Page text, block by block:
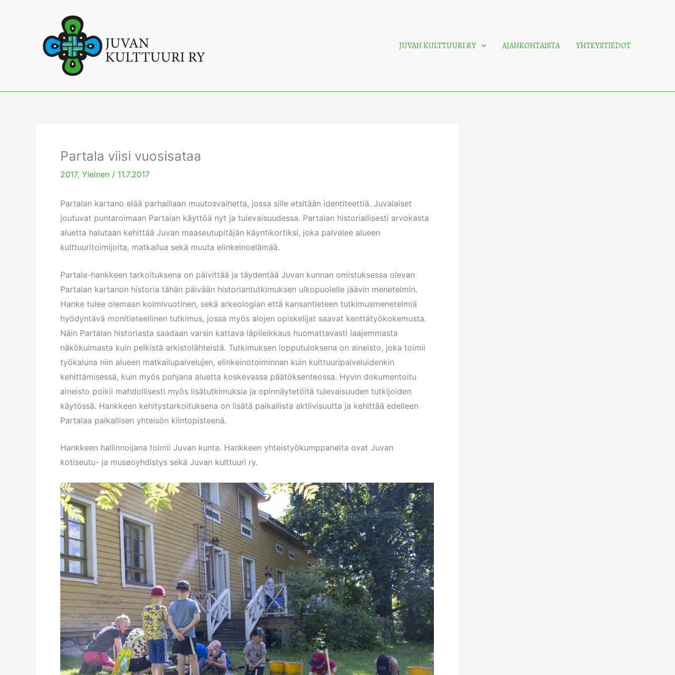
JUVAN KULTTUURI RY AJANKOHTAISTA YHTEYSTIEDOT
Partala viisi vuosisataa
2017, Yleinen / 11.7.2017
Partalan kartano elää parhaillaan muutosvaihetta, jossa sille etsitään identiteettiä. Juvalaiset
joutuvat puntaroimaan Partalan käyttöä nyt ja tulevaisuudessa. Partalan historiallisesti arvokasta
aluetta halutaan kehittää Juvan maaseutupitäjän käyntikortiksi, joka palvelee alueen
kulttuuritoimijoita, matkailua sekä muuta elinkeinoelämää.
Partala-hankkeen tarkoituksena on päivittää ja täydentää Juvan kunnan omistuksessa olevan
Partalan kartanon historia tähän päivään historiantutkimuksen ulkopuolelle jäävin menetelmin.
Hanke tulee olemaan kolmivuotinen, sekä arkeologian että kansantieteen tutkimusmenetelmiä
hyödyntävä monitieteellinen tutkimus, jossa myös alojen opiskelijat saavat kenttätyökokemusta.
Näin Partalan historiasta saadaan varsin kattava läpileikkaus huomattavasti laajemmasta
näkökulmasta kuin pelkistä arkistolähteistä. Tutkimuksen lopputuloksena on aineisto, joka toimii
työkaluna niin alueen matkailupalvelujen, elinkeinotoiminnan kuin kulttuuripalveluidenkin
kehittämisessä, kuin myös pohjana aluetta koskevassa päätöksenteossa. Hyvin dokumentoitu
aineisto poikii mahdollisesti myös lisätutkimuksia ja opinnäytetöitä tulevaisuuden tutkijoiden
käytössä. Hankkeen kehitystarkoituksena on lisätä paikallista aktiivisuutta ja kehittää edelleen
Partalaa paikallisen yhteisön kiintopisteenä.
Hankkeen hallinnoijana toimii Juvan kunta. Hankkeen yhteistyökumppaneita ovat Juvan
kotiseutu- ja museoyhdistys sekä Juvan kulttuuri ry.